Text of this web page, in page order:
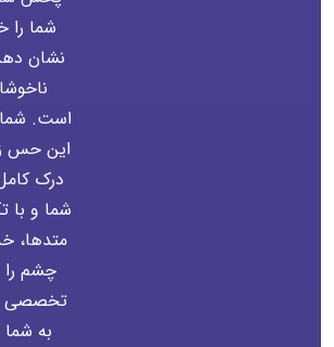
شما را
نشان
است.
این حس
درک
شما و با
متدها،
چشم را
تخصصی
به